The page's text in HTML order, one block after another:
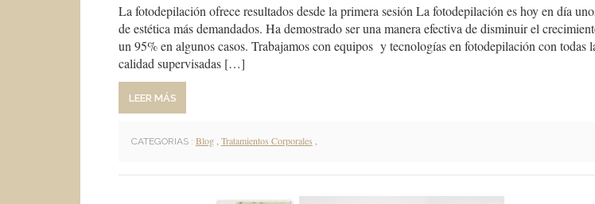
La fotodepilación ofrece resultados desde la primera sesión La fotodepilación es hoy en día
de estética más demandados. Ha demostrado ser una manera efectiva de disminuir el
un 95% en algunos casos. Trabajamos con equipos y tecnologías en fotodepilación con todas
calidad supervisadas […]
LEER MÁS
CATEGORIAS : Blog, Tratamientos Corporales